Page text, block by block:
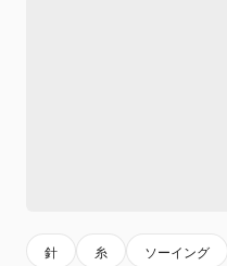
針 糸 ソーイング